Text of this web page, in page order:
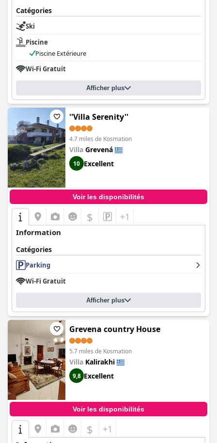
Catégories
Ski
Piscine
Piscine Extérieure
Wi-Fi Gratuit
Afficher plus
''Villa Serenity''
4.7 miles de Kosmation
Villa Grevená
10 Excellent
Voir les disponibilités
$ +1
Information
Catégories
Parking
Wi-Fi Gratuit
Afficher plus
Grevena country House
5.7 miles de Kosmation
Villa Kalirakhi
9,8 Excellent
Voir les disponibilités
$ +1